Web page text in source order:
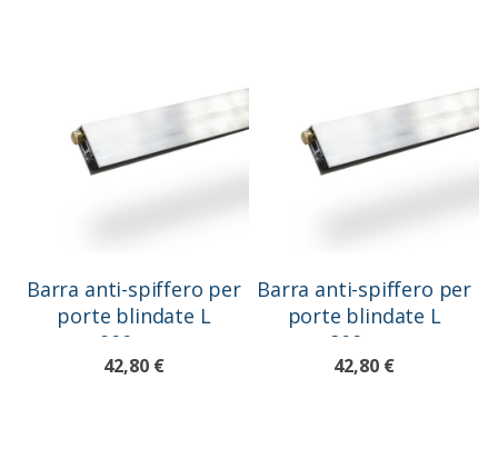
Barra anti-spiffero per
porte blindate L
900mm
42,80 €
Barra anti-spiffero per
porte blindate L
800mm
42,80 €